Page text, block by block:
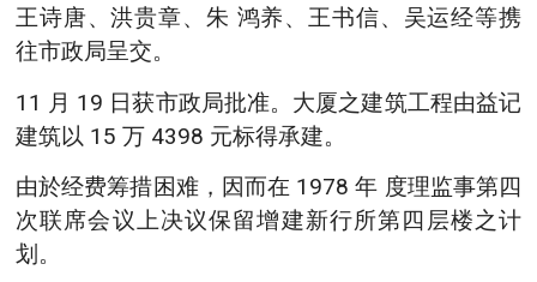
王诗唐、洪贵章、朱 鸿养、王书信、吴运经等携
往市政局呈交。
11 月 19 日获市政局批准。大厦之建筑工程由益记
建筑以 15 万 4398 元标得承建。
由於经费筹措困难，因而在 1978 年 度理监事第四
次联席会议上决议保留增建新行所第四层楼之计
划。